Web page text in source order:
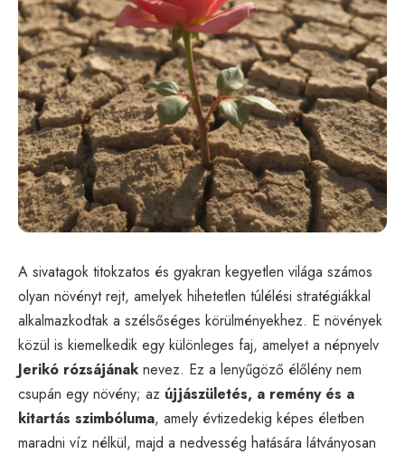
A sivatagok titokzatos és gyakran kegyetlen világa számos
olyan növényt rejt, amelyek hihetetlen túlélési stratégiákkal
alkalmazkodtak a szélsőséges körülményekhez. E növények
közül is kiemelkedik egy különleges faj, amelyet a népnyelv
Jerikó rózsájának nevez. Ez a lenyűgöző élőlény nem
csupán egy növény; az újjászületés, a remény és a
kitartás szimbóluma, amely évtizedekig képes életben
maradni víz nélkül, majd a nedvesség hatására látványosan